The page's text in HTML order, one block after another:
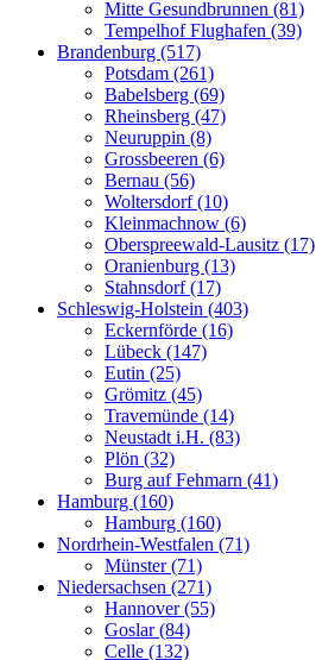
Mitte Gesundbrunnen (81)
Tempelhof Flughafen (39)
Brandenburg (517)
Potsdam (261)
Babelsberg (69)
Rheinsberg (47)
Neuruppin (8)
Grossbeeren (6)
Bernau (56)
Woltersdorf (10)
Kleinmachnow (6)
Oberspreewald-Lausitz (17)
Oranienburg (13)
Stahnsdorf (17)
Schleswig-Holstein (403)
Eckernförde (16)
Lübeck (147)
Eutin (25)
Grömitz (45)
Travemünde (14)
Neustadt i.H. (83)
Plön (32)
Burg auf Fehmarn (41)
Hamburg (160)
Hamburg (160)
Nordrhein-Westfalen (71)
Münster (71)
Niedersachsen (271)
Hannover (55)
Goslar (84)
Celle (132)